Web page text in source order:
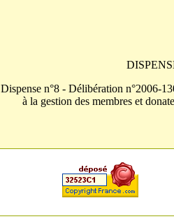
Dispense n°8 - Délibération n°2006-
à la gestion des membres et